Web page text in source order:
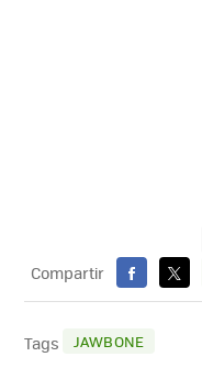
Compartir
FACEBOOK
X
Tags JAWBONE